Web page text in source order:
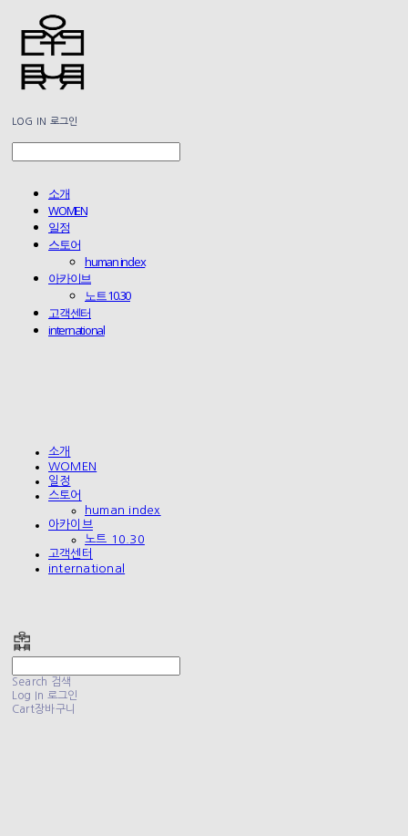
LOG IN 로그인
소개
WOMEN
일정
스토어
human index
아카이브
노트 10.30
고객센터
international
소개
WOMEN
일정
스토어
human index
아카이브
노트 10.30
고객센터
international
Search 검색
Log In 로그인
Cart장바구니